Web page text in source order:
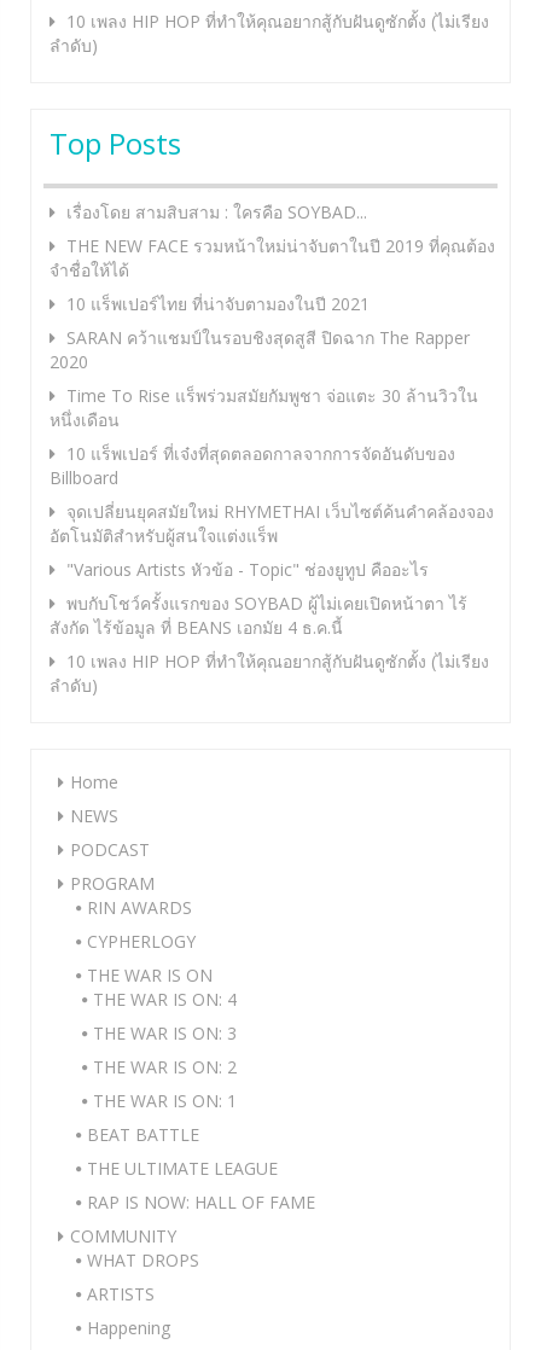
10 เพลง HIP HOP ที่ทำให้คุณอยากสู้กับฝันดูซักตั้ง (ไม่เรียง
ลำดับ)
Top Posts
เรื่องโดย สามสิบสาม : ใครคือ SOYBAD...
THE NEW FACE รวมหน้าใหม่น่าจับตาในปี 2019 ที่คุณต้อง
จำชื่อให้ได้
10 แร็พเปอร์ไทย ที่น่าจับตามองในปี 2021
SARAN คว้าแชมป์ในรอบชิงสุดสูสี ปิดฉาก The Rapper
2020
Time To Rise แร็พร่วมสมัยกัมพูชา จ่อแตะ 30 ล้านวิวใน
หนึ่งเดือน
10 แร็พเปอร์ ที่เจ๋งที่สุดตลอดกาลจากการจัดอันดับของ
Billboard
จุดเปลี่ยนยุคสมัยใหม่ RHYMETHAI เว็บไซต์ค้นคำคล้องจอง
อัตโนมัติสำหรับผู้สนใจแต่งแร็พ
"Various Artists หัวข้อ - Topic" ช่องยูทูป คืออะไร
พบกับโชว์ครั้งแรกของ SOYBAD ผู้ไม่เคยเปิดหน้าตา ไร้
สังกัด ไร้ข้อมูล ที่ BEANS เอกมัย 4 ธ.ค.นี้
10 เพลง HIP HOP ที่ทำให้คุณอยากสู้กับฝันดูซักตั้ง (ไม่เรียง
ลำดับ)
Home
NEWS
PODCAST
PROGRAM
RIN AWARDS
CYPHERLOGY
THE WAR IS ON
THE WAR IS ON: 4
THE WAR IS ON: 3
THE WAR IS ON: 2
THE WAR IS ON: 1
BEAT BATTLE
THE ULTIMATE LEAGUE
RAP IS NOW: HALL OF FAME
COMMUNITY
WHAT DROPS
ARTISTS
Happening